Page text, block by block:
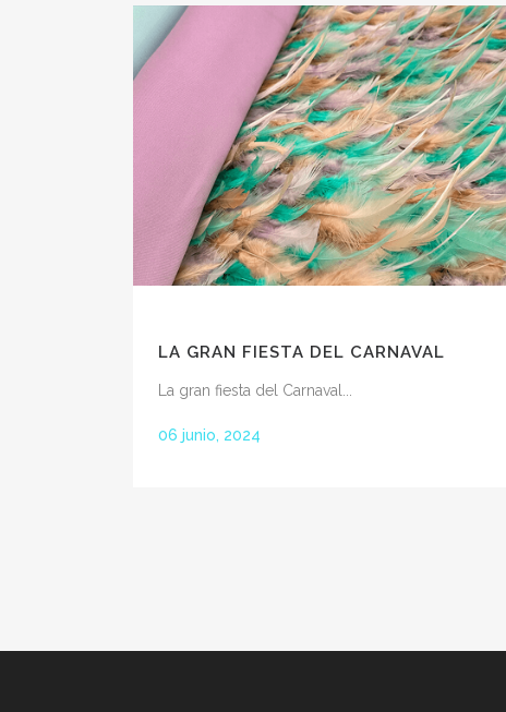
LA GRAN FIESTA DEL CARNAVAL
La gran fiesta del Carnaval...
06 junio, 2024